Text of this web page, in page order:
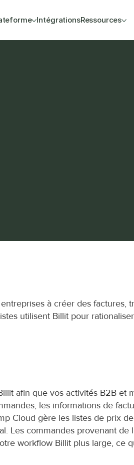
IntégrationsRessources
à créer des factures,
utilisent Billit pour
afin que vos activités B2B et
les informations de
Cloud gère les listes de prix
commandes provenant de
workflow Billit plus large, ce